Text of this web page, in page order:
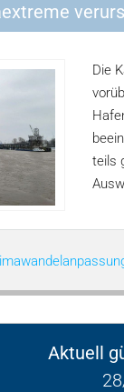
Die
teils
Aktuell